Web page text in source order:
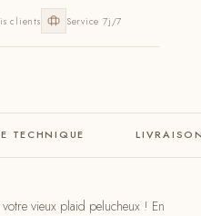
clients
Service 7j/7
TECHNIQUE
vieux plaid pelucheux ! En